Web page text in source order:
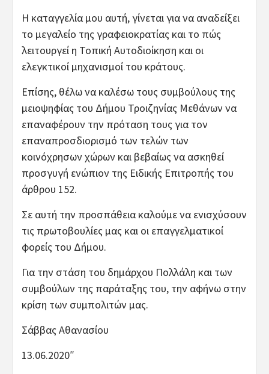
Η καταγγελία μου αυτή, γίνεται για να αναδείξει
το μεγαλείο της γραφειοκρατίας και το πώς
λειτουργεί η Τοπική Αυτοδιοίκηση και οι
ελεγκτικοί μηχανισμοί του κράτους.
Επίσης, θέλω να καλέσω τους συμβούλους της
μειοψηφίας του Δήμου Τροιζηνίας Μεθάνων να
επαναφέρουν την πρόταση τους για τον
επαναπροσδιορισμό των τελών των
κοινόχρησων χώρων και βεβαίως να ασκηθεί
προσγυγή ενώπιον της Ειδικής Επιτροπής του
άρθρου 152.
Σε αυτή την προσπάθεια καλούμε να ενισχύσουν
τις πρωτοβουλίες μας και οι επαγγελματικοί
φορείς του Δήμου.
Για την στάση του δημάρχου Πολλάλη και των
συμβούλων της παράταξης του, την αφήνω στην
κρίση των συμπολιτών μας.
Σάββας Αθανασίου
13.06.2020″